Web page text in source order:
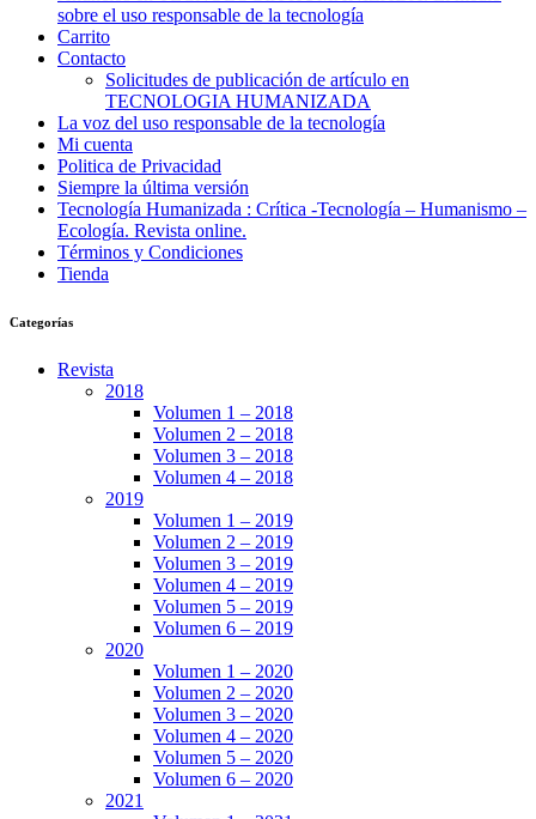
sobre el uso responsable de la tecnología
Carrito
Contacto
Solicitudes de publicación de artículo en
TECNOLOGIA HUMANIZADA
La voz del uso responsable de la tecnología
Mi cuenta
Politica de Privacidad
Siempre la última versión
Tecnología Humanizada : Crítica -Tecnología – Humanismo –
Ecología. Revista online.
Términos y Condiciones
Tienda
Categorías
Revista
2018
Volumen 1 – 2018
Volumen 2 – 2018
Volumen 3 – 2018
Volumen 4 – 2018
2019
Volumen 1 – 2019
Volumen 2 – 2019
Volumen 3 – 2019
Volumen 4 – 2019
Volumen 5 – 2019
Volumen 6 – 2019
2020
Volumen 1 – 2020
Volumen 2 – 2020
Volumen 3 – 2020
Volumen 4 – 2020
Volumen 5 – 2020
Volumen 6 – 2020
2021